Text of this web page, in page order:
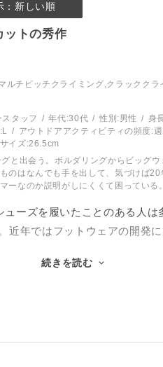
：新しい順
トの秀作
ルチピッチクライミング,クラックク
タッフ 年代:30代 性別:男性 身
L アウトドアアクティビティの頻度:
イズ:26.5cm
と出会う。ボルダリングからビッグウ
のはなんでも手を出して、気づけば
ーなのか説明がしにくくて困っている。
ーズを履いたことのある人は
近年ではフットウェアの開発
スペクトプロです。
しょう。ただローカットをミ
続きを読む